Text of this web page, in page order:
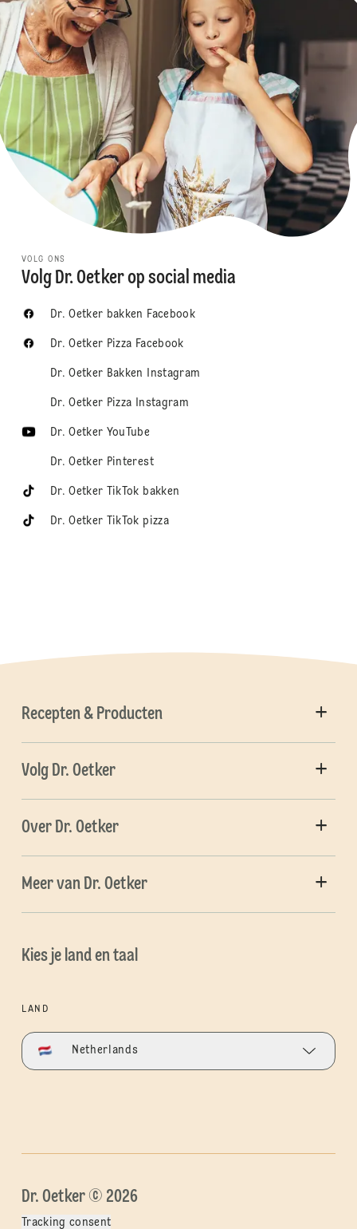
VOLG ONS
Volg Dr. Oetker op social media
Dr. Oetker bakken Facebook
Dr. Oetker Pizza Facebook
Dr. Oetker Bakken Instagram
Dr. Oetker Pizza Instagram
Dr. Oetker YouTube
Dr. Oetker Pinterest
Dr. Oetker TikTok bakken
Dr. Oetker TikTok pizza
Recepten & Producten
Volg Dr. Oetker
Over Dr. Oetker
Meer van Dr. Oetker
Kies je land en taal
LAND
Netherlands
Dr. Oetker © 2026
Tracking consent